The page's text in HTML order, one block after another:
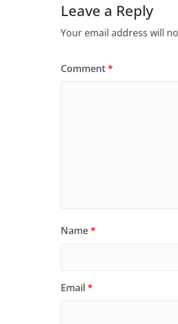
Leave a Reply
Your email address will
Comment*
Name*
Email*